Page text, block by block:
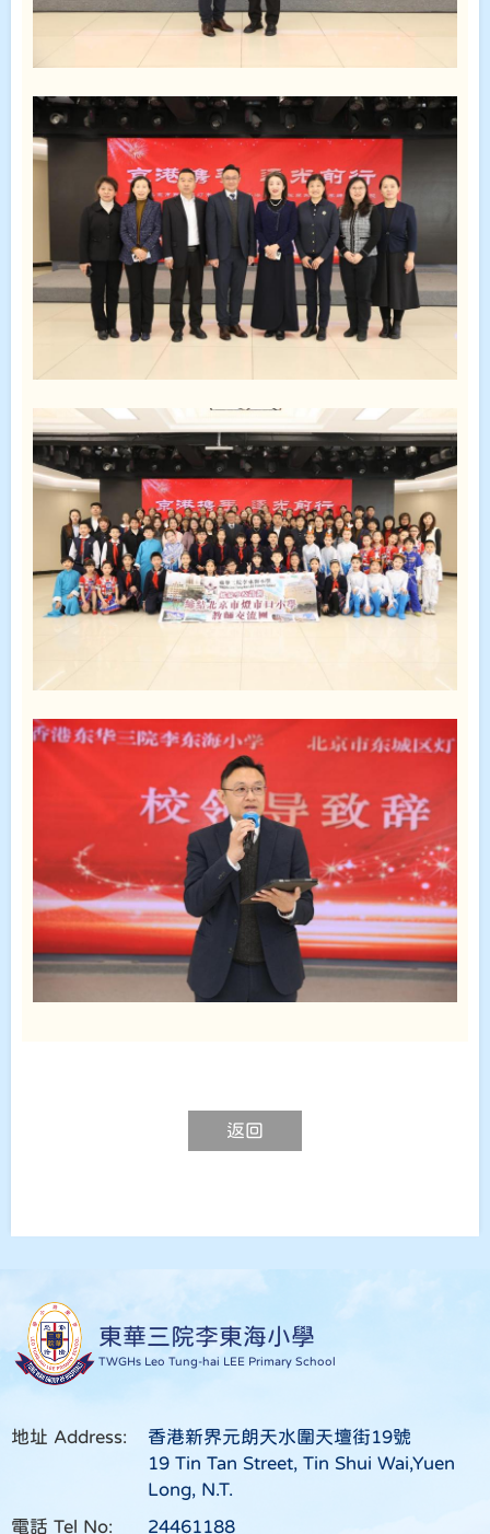
返回
東華三院李東海小學
TWGHs Leo Tung-hai LEE Primary School
地址 Address:
香港新界元朗天水圍天壇街19號
19 Tin Tan Street, Tin Shui Wai,Yuen
Long, N.T.
電話 Tel No:
24461188